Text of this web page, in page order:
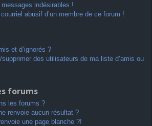
indésirables !
abusif d’un membre de ce forum !
et d’ignorés ?
des utilisateurs de ma liste d’amis ou
forums
les forums ?
renvoie aucun résultat ?
une page blanche ?!